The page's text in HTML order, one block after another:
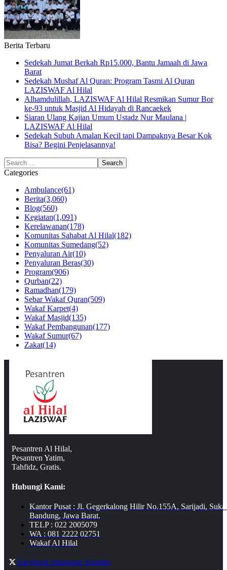
Berita Terbaru
Sedekah Jumat Berkah Rp15.000, Bantu Jamaah di Jawa
Barat
Sedekah Mushaf Al Quran: Program Tasmi Al Quran
LAZISWAF Al Hilal
Alhamdulillah, LAZISWAF Al Hilal Resmikan Sumur Bor
ke-93 untuk Masjid Al Hidayah di Rancaekek
Siaran Ulang Kajian Umum Ustadz Nur Maulana |
LAZISWAF Al Hilal
Sedekah Subuh Amalan Kecil tapi Dampaknya Besar Kok
Bisa? Begini Penjelasannya!
Categories
Ambulance(61)
Berita(3,060)
Blog(560)
Kegiatan(1,091)
Kerelawanan(178)
Komunitas Sahabat Al Hilal(182)
Komunitas Sumedang(52)
Penyaluran Air(10)
Penyaluran Beras(30)
Program(906)
Qurban(22)
Ramadhan(179)
Sebar Wakaf Quran(509)
Wakaf Karpet(4)
Wakaf Masjid(135)
Wakaf Pembangunan(177)
Wakaf Sumur(67)
Zakat(14)
Pesantren Al Hilal,
Pesantren Yatim,
Tahfidz, Gratis.
Hubungi Kami:
Kantor Pusat : Jl. Gegerkalong Hilir No.155A, Sarijadi,
Bandung, Jawa Barat.
TELP : 022 2005079
WA : 081 2222 02751
Wakaf Al Hilal
Facebook InstagramYoutube